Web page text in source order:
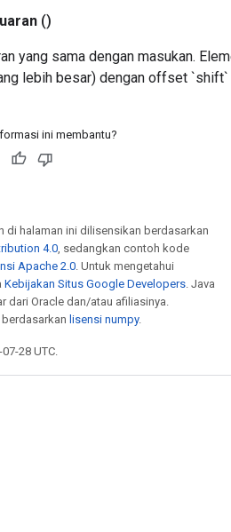
()
yang sama dengan masukan.
lebih besar) dengan offset
ini membantu?
di halaman ini dilisensikan berdasarkan
4.0, sedangkan contoh kode
Apache 2.0. Untuk mengetahui
Kebijakan Situs Google Developers. Java
dari Oracle dan/atau afiliasinya.
lisensi numpy.
28 UTC.